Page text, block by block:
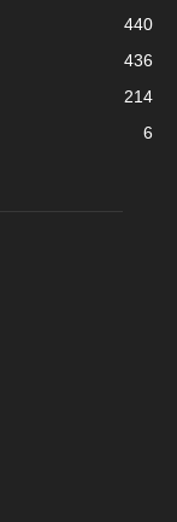
440
436
214
6